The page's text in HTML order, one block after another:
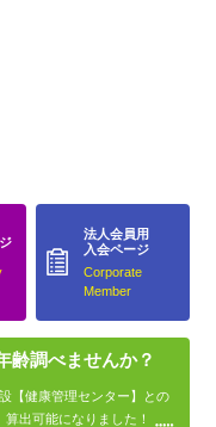
法人会員用
入会ページ
Corporate
Member
齢調べませんか？
【健康管理センター】との
算出可能になりました！